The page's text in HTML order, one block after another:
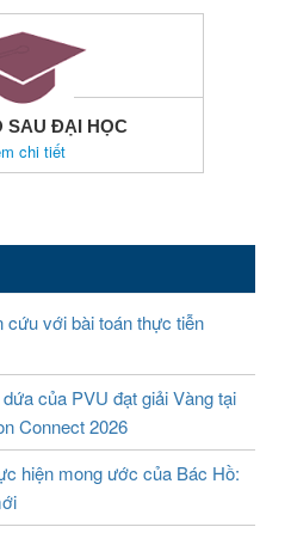
SAU ĐẠI HỌC
chi tiết
cứu với bài toán thực tiễn
của PVU đạt giải Vàng tại
Connect 2026
hiện mong ước của Bác Hồ: